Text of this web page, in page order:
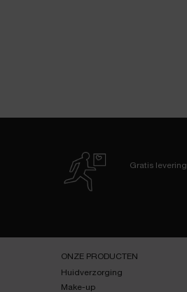
Gratis levering
ONZE PRODUCTEN
Huidverzorging
Make-up